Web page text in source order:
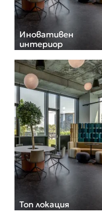
Иновативен
интериор
Топ локация